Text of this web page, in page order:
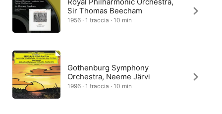
Sir Thomas Beecham
1956 · 1 traccia · 10 min
Gothenburg Symphony
Orchestra, Neeme Järvi
1996 · 1 traccia · 10 min